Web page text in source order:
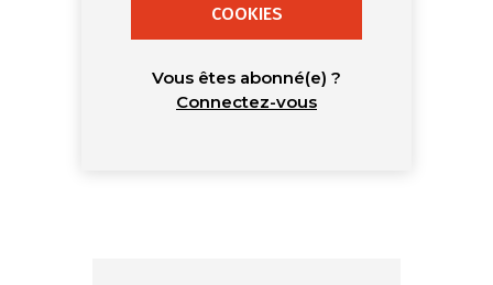
COOKIES
Vous êtes abonné(e) ?
Connectez-vous